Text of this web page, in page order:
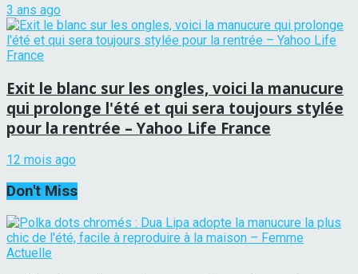
3 ans ago
Exit le blanc sur les ongles, voici la manucure
qui prolonge l'été et qui sera toujours stylée
pour la rentrée – Yahoo Life France
12 mois ago
Don't Miss